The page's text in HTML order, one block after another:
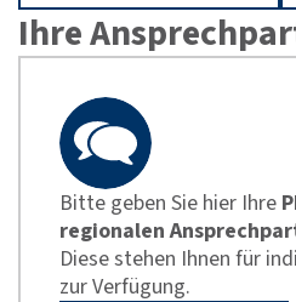
Ihre
Bitte geben Sie hier Ihre
regionalen
Diese stehen Ihnen für
zur Verfügung.